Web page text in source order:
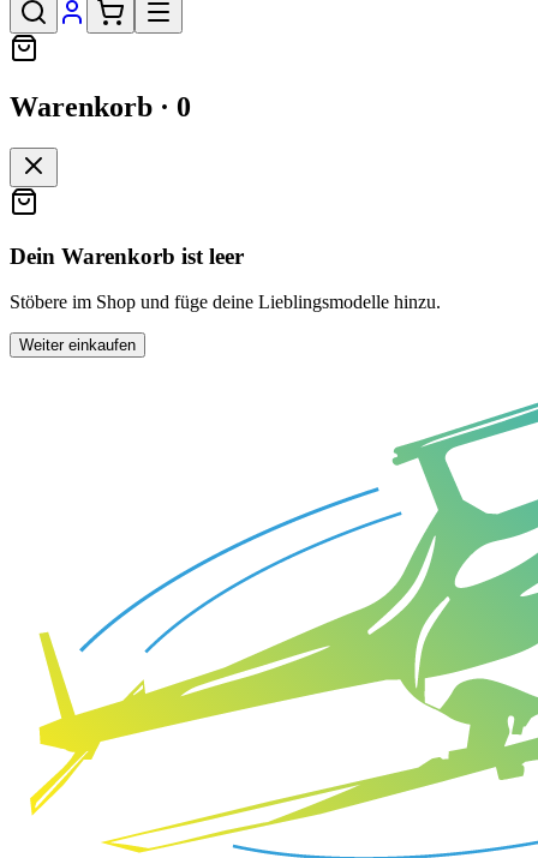
Warenkorb · 0
Dein Warenkorb ist leer
Stöbere im Shop und füge deine Lieblingsmodelle hinzu.
Weiter einkaufen